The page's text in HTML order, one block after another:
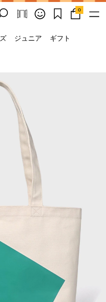
0
ジュニア ギフト